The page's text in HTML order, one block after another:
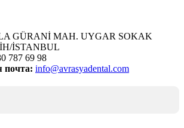
GÜRANİ MAH. UYGAR SOKAK
İSTANBUL
787 69 98
почта: info@avrasyadental.com